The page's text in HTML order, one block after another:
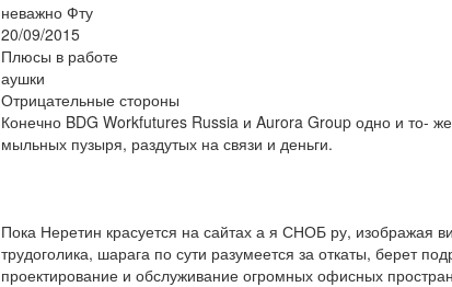
неважно Фту
20/09/2015
Плюсы в работе
аушки
Отрицательные стороны
Конечно BDG Workfutures Russia и Aurora Group одно и то-
мыльных пузыря, раздутых на связи и деньги.
Пока Неретин красуется на сайтах а я СНОБ ру, изображая
трудоголика, шарага по сути разумеется за откаты, берет
проектирование и обслуживание огромных офисных